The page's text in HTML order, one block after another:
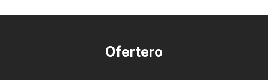
Ofertero